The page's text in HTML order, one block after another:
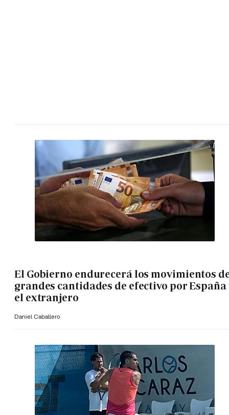
El Gobierno endurecerá los movimientos
grandes cantidades de efectivo por España
el extranjero
Daniel Caballero